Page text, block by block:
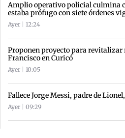
Amplio operativo policial culmina
estaba prófugo con siete órdenes
Ayer | 12:24
Proponen proyecto para revitalizar
Francisco en Curicó
Ayer | 10:05
Fallece Jorge Messi, padre de
Ayer | 09:29